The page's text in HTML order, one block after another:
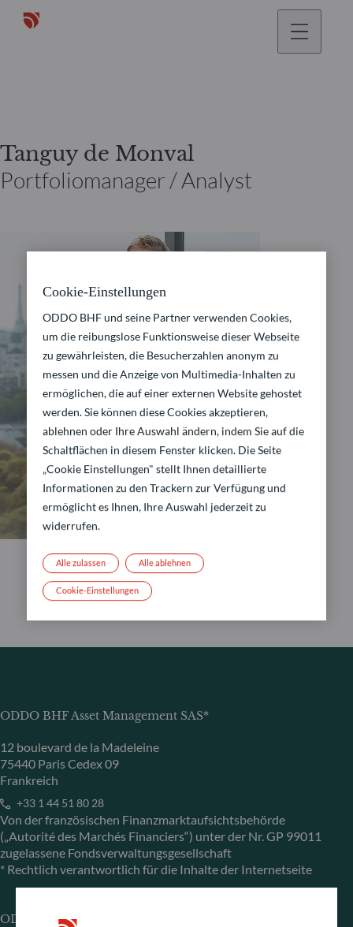
Tanguy de Monval
Portfoliomanager / Analyst
ODDO BHF Asset Management SAS*
12 boulevard de la Madeleine
75440 Paris Cedex 09
Frankreich
+33 1 44 51 80 28
Von der französischen Finanzmarktaufsichtsbehörde
(„Autorité des Marchés Financiers“) unter der Nr. GP 99011
zugelassene Fondsverwaltungsgesellschaft
* Rechtlich verantwortlich für die Inhalte der Internetseite
ODDO BHF Asset Management GmbH
Cookie-Einstellungen
ODDO BHF und seine Partner verwenden Cookies,
um die reibungslose Funktionsweise dieser Webseite
zu gewährleisten, die Besucherzahlen anonym zu
messen und die Anzeige von Multimedia-Inhalten zu
ermöglichen, die auf einer externen Website gehostet
werden. Sie können diese Cookies akzeptieren,
ablehnen oder Ihre Auswahl ändern, indem Sie auf die
Schaltflächen in diesem Fenster klicken. Die Seite
„Cookie Einstellungen" stellt Ihnen detaillierte
Informationen zu den Trackern zur Verfügung und
ermöglicht es Ihnen, Ihre Auswahl jederzeit zu
widerrufen.
Alle ablehnen
Alle zulassen
Cookie-Einstellungen